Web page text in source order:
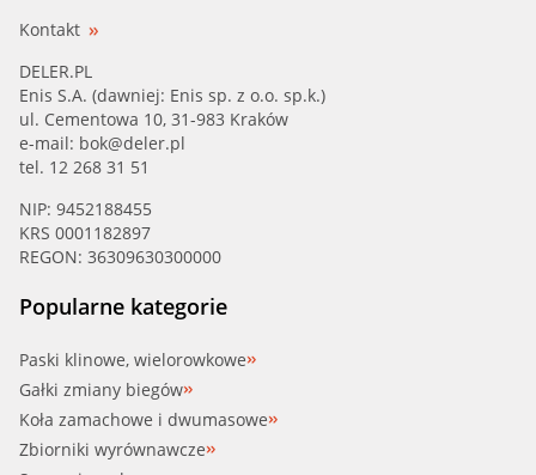
Kontakt
DELER.PL
Enis S.A. (dawniej: Enis sp. z o.o. sp.k.)
ul. Cementowa 10, 31-983 Kraków
e-mail: bok@deler.pl
tel. 12 268 31 51
NIP: 9452188455
KRS 0001182897
REGON: 36309630300000
Popularne kategorie
Paski klinowe, wielorowkowe
Gałki zmiany biegów
Koła zamachowe i dwumasowe
Zbiorniki wyrównawcze